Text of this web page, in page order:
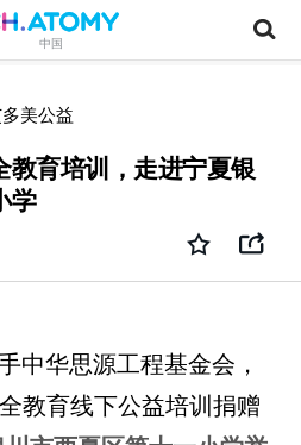
中国
美公益
教育培训，走进宁夏银
学
中华思源工程基金会，
教育线下公益培训捐赠